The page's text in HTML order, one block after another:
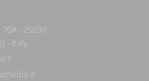
- 25030
- Italy